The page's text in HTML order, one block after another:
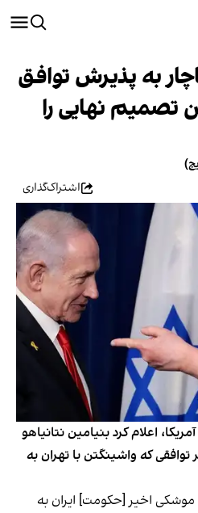
به پذیرش توافق
تصمیم نهایی را
اشتراک‌گذاری
اعلام کرد بنیامین نتانیاهو
که واشینگتن با تهران به
اخیر [حکومت] ایران به